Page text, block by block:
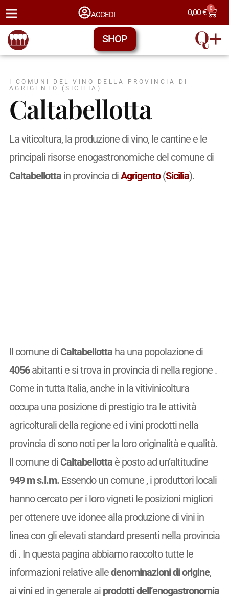
ACCEDI 0,00€ 0
SHOP
I COMUNI DEL VINO DELLA PROVINCIA DI
AGRIGENTO (SICILIA)
Caltabellotta
La viticoltura, la produzione di vino, le cantine e le
principali risorse enogastronomiche del comune di
Caltabellottain provincia diAgrigento(Sicilia).
Il comune di Caltabellottaha una popolazione di
4056abitanti e si trova in provincia di nella regione .
Come in tutta Italia, anche in la vitivinicoltura
occupa una posizione di prestigio tra le attività
agricolturali della regione ed i vini prodotti nella
provincia di sono noti per la loro originalità e qualità.
Il comune di Caltabellottaè posto ad un’altitudine
949 m s.l.m.Essendo un comune , i produttori locali
hanno cercato per i loro vigneti le posizioni migliori
per ottenere uve idonee alla produzione di vini in
linea con gli elevati standard presenti nella provincia
di . In questa pagina abbiamo raccolto tutte le
informazioni relative alledenominazioni di origine,
aivinied in generale ai prodotti dell’enogastronomia